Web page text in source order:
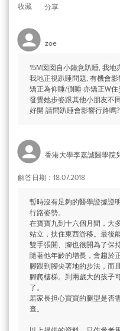
收藏 分享
zoe
15M囡囡自小鐘意趴睡, 我
我地正視趴睡問題, 有機會
矯正為仰睡/側睡 亦矯正W
發覺她步姿跟其他小朋友不
好開 請問趴睡會影響行路嗎
香港大學李嘉誠醫學院
解答日期：18.07.2018
暫時沒有足夠的醫學證據證
行路姿勢。
在寶寶九到十六個月間，大
站立，扶住東西游移。最後
雙手張開、腳也很開為了保
隨著他年齡的增長，會趨於
腳跟到腳尖著地的步法，而
腳爬樓梯。到兩歲大的孩子
了。
若家長担心寶寶的腿型是否
查。